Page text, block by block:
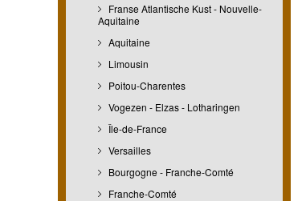
Franse Atlantische Kust - Nouvelle-
Aquitaine
Aquitaine
Limousin
Poitou-Charentes
Vogezen - Elzas - Lotharingen
Île-de-France
Versailles
Bourgogne - Franche-Comté
Franche-Comté